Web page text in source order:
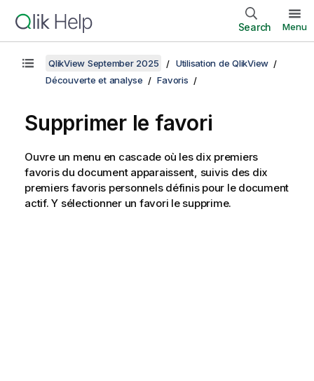
Search Menu
QlikView September 2025
Utilisation de QlikView
Découverte et analyse
Favoris
Supprimer le favori
Ouvre un menu en cascade où les dix premiers
favoris du document apparaissent, suivis des dix
premiers favoris personnels définis pour le document
actif. Y sélectionner un favori le supprime.